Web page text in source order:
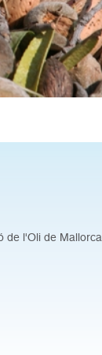
l'Oli de Mallorca.